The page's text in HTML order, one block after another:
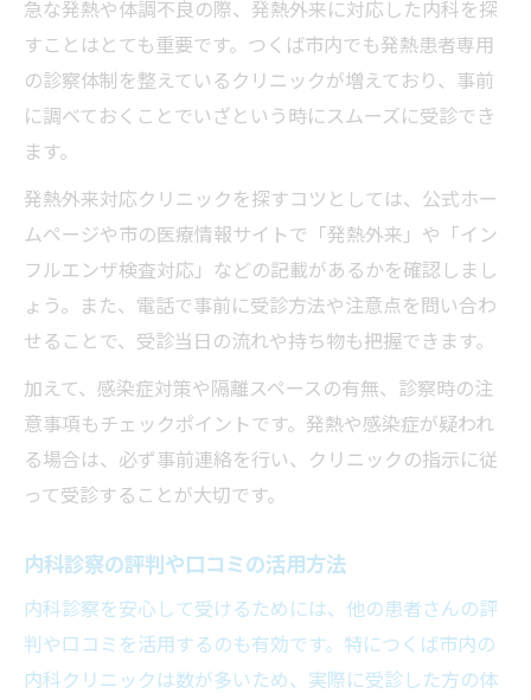
急な発熱や体調不良の際、発熱外来に対応した内科を探
すことはとても重要です。つくば市内でも発熱患者専用
の診察体制を整えているクリニックが増えており、事前
に調べておくことでいざという時にスムーズに受診でき
ます。
発熱外来対応クリニックを探すコツとしては、公式ホー
ムページや市の医療情報サイトで「発熱外来」や「イン
フルエンザ検査対応」などの記載があるかを確認しまし
ょう。また、電話で事前に受診方法や注意点を問い合わ
せることで、受診当日の流れや持ち物も把握できます。
加えて、感染症対策や隔離スペースの有無、診察時の注
意事項もチェックポイントです。発熱や感染症が疑われ
る場合は、必ず事前連絡を行い、クリニックの指示に従
って受診することが大切です。
内科診察の評判や口コミの活用方法
内科診察を安心して受けるためには、他の患者さんの評
判や口コミを活用するのも有効です。特につくば市内の
内科クリニックは数が多いため、実際に受診した方の体